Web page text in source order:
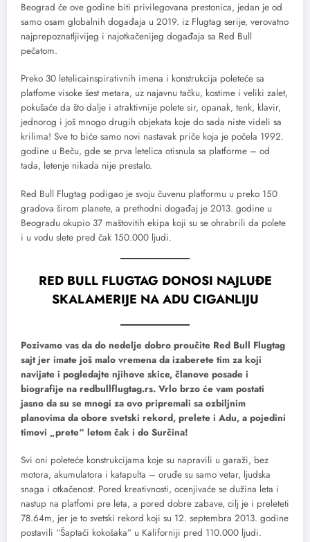
Beograd će ove godine biti privilegovana prestonica, jedan je od
samo osam globalnih događaja u 2019. iz Flugtag serije, verovatno
najprepoznatljivijeg i najotkačenijeg događaja sa Red Bull
pečatom.
Preko 30 letelicainspirativnih imena i konstrukcija poleteće sa
platfome visoke šest metara, uz najavnu tačku, kostime i veliki zalet,
pokušaće da što dalje i atraktivnije polete sir, opanak, tenk, klavir,
jednorog i još mnogo drugih objekata koje do sada niste videli sa
krilima! Sve to biće samo novi nastavak priče koja je počela 1992.
godine u Beču, gde se prva letelica otisnula sa platforme – od
tada, letenje nikada nije prestalo.
Red Bull Flugtag podigao je svoju čuvenu platformu u preko 150
gradova širom planete, a prethodni događaj je 2013. godine u
Beogradu okupio 37 maštovitih ekipa koji su se ohrabrili da polete
i u vodu slete pred čak 150.000 ljudi.
RED BULL FLUGTAG DONOSI NAJLUĐE
SKALAMERIJE NA ADU CIGANLIJU
Pozivamo vas da do nedelje dobro proučite Red Bull Flugtag
sajt jer imate još malo vremena da izaberete tim za koji
navijate i pogledajte njihove skice, članove posade i
biografije na redbullflugtag.rs. Vrlo brzo će vam postati
jasno da su se mnogi za ovo pripremali sa ozbiljnim
planovima da obore svetski rekord, prelete i Adu, a pojedini
timovi „prete“ letom čak i do Surčina!
Svi oni poleteće konstrukcijama koje su napravili u garaži, bez
motora, akumulatora i katapulta – oruđe su samo vetar, ljudska
snaga i otkačenost. Pored kreativnosti, ocenjivaće se dužina leta i
nastup na platfomi pre leta, a pored dobre zabave, cilj je i preleteti
78.64m, jer je to svetski rekord koji su 12. septembra 2013. godine
postavili “Šaptači kokošaka” u Kaliforniji pred 110.000 ljudi.